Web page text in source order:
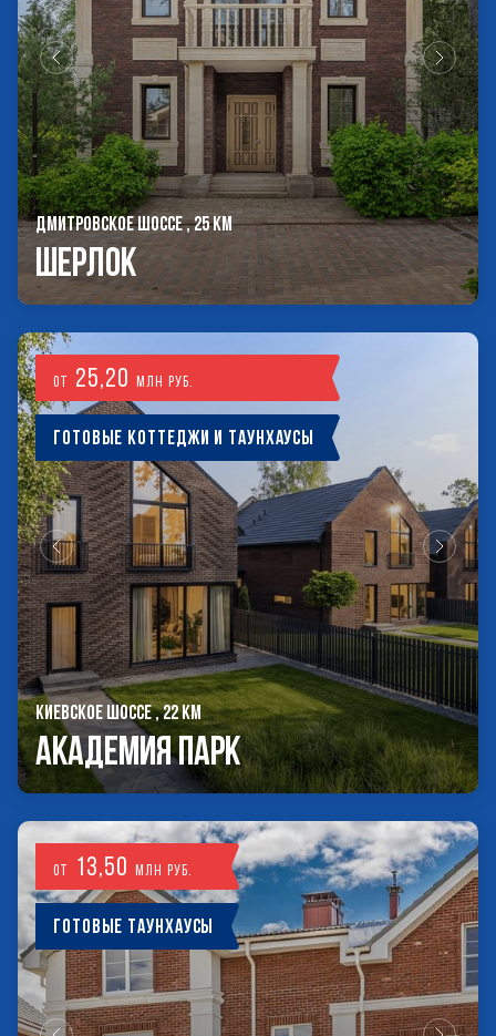
ДМИТРОВСКОЕ ШОССЕ , 25 КМ
Шерлок
от 25,20 млн руб.
Готовые коттеджи и таунхаусы
КИЕВСКОЕ ШОССЕ , 22 КМ
Академия Парк
от 13,50 млн руб.
Готовые таунхаусы